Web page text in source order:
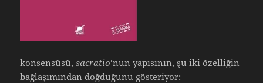
konsensüsü,sacratio‘nun yapısının, şu iki özelliğin
bağlaşımından doğduğunu gösteriyor: